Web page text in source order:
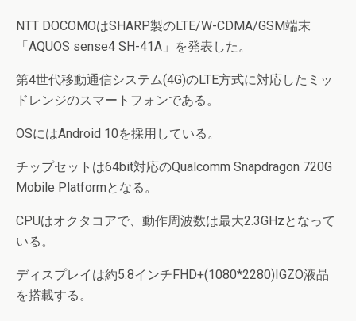
NTT DOCOMOはSHARP製のLTE/W-CDMA/GSM端末
「AQUOS sense4 SH-41A」を発表した。
第4世代移動通信システム(4G)のLTE方式に対応したミッ
ドレンジのスマートフォンである。
OSにはAndroid 10を採用している。
チップセットは64bit対応のQualcomm Snapdragon 720G
Mobile Platformとなる。
CPUはオクタコアで、動作周波数は最大2.3GHzとなって
いる。
ディスプレイは約5.8インチFHD+(1080*2280)IGZO液晶
を搭載する。